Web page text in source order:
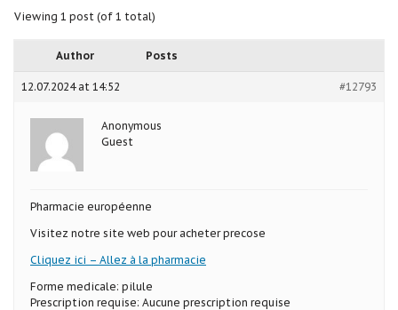
Viewing 1 post (of 1 total)
Author Posts
12.07.2024 at 14:52 #12793
Anonymous
Guest
Pharmacie européenne
Visitez notre site web pour acheter precose
Cliquez ici – Allez à la pharmacie
Forme medicale: pilule
Prescription requise: Aucune prescription requise